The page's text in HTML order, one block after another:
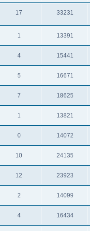
17 33231
1 13391
4 15441
5 16671
7 18625
1 13821
0 14072
10 24135
12 23923
2 14099
4 16434